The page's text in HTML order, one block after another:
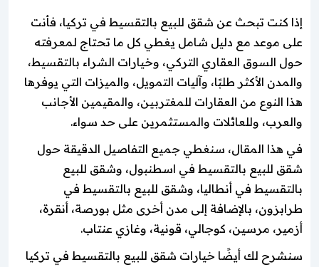
إذا كنت تبحث عن شقق للبيع بالتقسيط في تركيا، فأنت
على موعد مع دليل شامل يغطي كل ما تحتاج لمعرفته
حول السوق العقاري التركي، وخيارات الشراء بالتقسيط،
والمدن الأكثر طلبًا، وآليات التمويل، والميزات التي يوفرها
هذا النوع من العقارات للمغتربين، والمقيمين الأجانب
والعرب، وللعائلات والمستثمرين على حد سواء.
في هذا المقال، سنغطي جميع التفاصيل الدقيقة حول
شقق للبيع بالتقسيط في اسطنبول، وشقق للبيع
بالتقسيط في أنطاليا، وشقق للبيع بالتقسيط في
طرابزون، بالإضافة إلى مدن أخرى مثل بورصة، أنقرة،
أزمير، مرسين، كوجالي، قونية، وغازي عنتاب.
سنشرح لك أيضًا خيارات شقق للبيع بالتقسيط في تركيا